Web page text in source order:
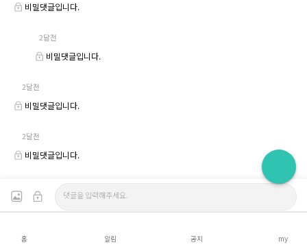
비밀댓글입니다.
2달전
비밀댓글입니다.
2달전
비밀댓글입니다.
2달전
비밀댓글입니다.
홈 알림 공지 my